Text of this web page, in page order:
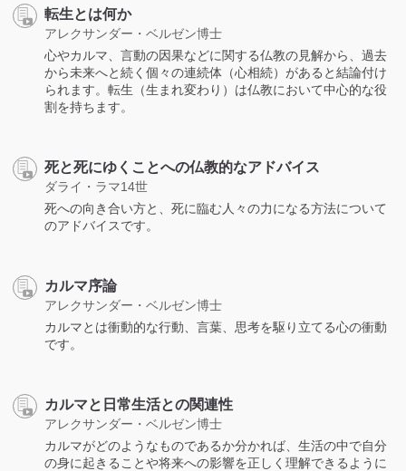
転生とは何か
アレクサンダー・ベルゼン博士
心やカルマ、言動の因果などに関する仏教の見解から、過去
から未来へと続く個々の連続体（心相続）があると結論付け
られます。転生（生まれ変わり）は仏教において中心的な役
割を持ちます。
死と死にゆくことへの仏教的なアドバイス
ダライ・ラマ14世
死への向き合い方と、死に臨む人々の力になる方法について
のアドバイスです。
カルマ序論
アレクサンダー・ベルゼン博士
カルマとは衝動的な行動、言葉、思考を駆り立てる心の衝動
です。
カルマと日常生活との関連性
アレクサンダー・ベルゼン博士
カルマがどのようなものであるか分かれば、生活の中で自分
の身に起きることや将来への影響を正しく理解できるように